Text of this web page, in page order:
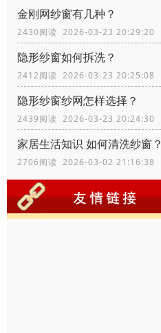
金刚网纱窗有几种？
2430阅读 2026-03-23 20:29:20
隐形纱窗如何拆洗？
2412阅读 2026-03-23 20:25:08
隐形纱窗纱网怎样选择？
2439阅读 2026-03-23 20:24:30
家居生活知识 如何清洗纱窗？
2706阅读 2026-03-02 21:16:38